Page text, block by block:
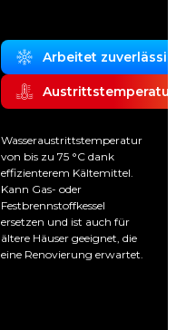
Arbeitet zuverlässig
Austrittstemperatur
Wasseraustrittstemperatur
von bis zu 75 °C dank
effizienterem Kältemittel.
Kann Gas- oder
Festbrennstoffkessel
ersetzen und ist auch für
ältere Häuser geeignet, die
eine Renovierung erwartet.